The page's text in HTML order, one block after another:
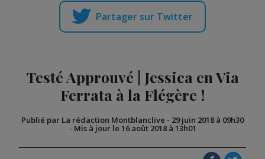
Partager sur Twitter
Testé Approuvé | Jessica en Via
Ferrata à la Flégère !
Publié par La rédaction Montblanclive - 29 juin 2018 à 09h30
- Mis à jour le 16 août 2018 à 13h01